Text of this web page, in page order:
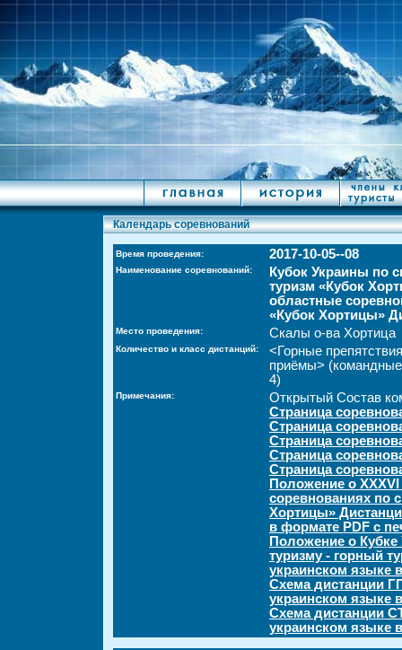
Календарь соревнований
Время проведения: 2017-10-05--08
Наименование соревнований:
Кубок Украины по
туризм «Кубок
областные
«Кубок Хортицы»
Место проведения: Скалы о-ва Хортица
Количество и класс дистанций:
<Горные
приёмы>
4)
Примечания:
Открытый Состав
Страница
Страница
Страница
Страница
Страница
Положение о
соревнованиях по
Хортицы»
в формате PDF с
Положение о
туризму - горный
украинском языке
Схема дистанции
украинском языке
Схема дистанции
украинском языке